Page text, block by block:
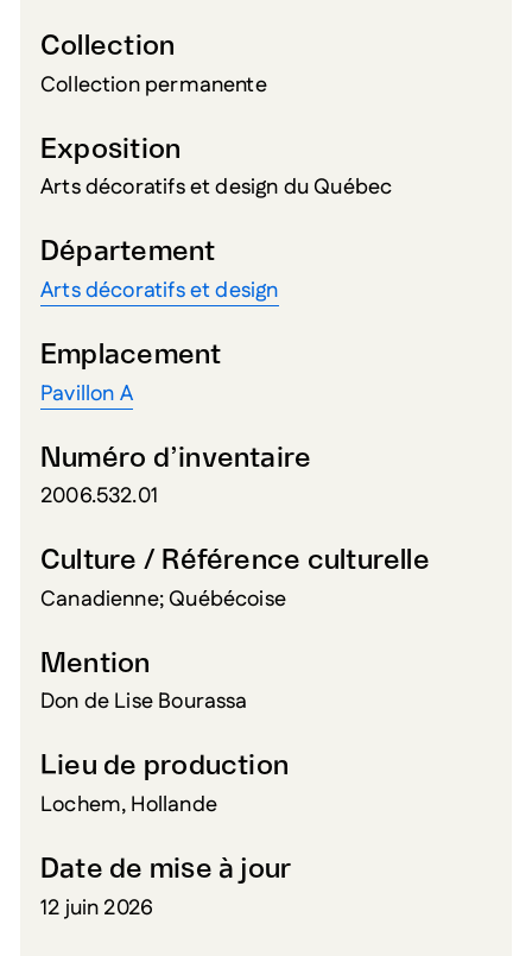
Collection
Collection permanente
Exposition
Arts décoratifs et design du Québec
Département
Arts décoratifs et design
Emplacement
Pavillon A
Numéro d’inventaire
2006.532.01
Culture / Référence culturelle
Canadienne; Québécoise
Mention
Don de Lise Bourassa
Lieu de production
Lochem, Hollande
Date de mise à jour
12 juin 2026